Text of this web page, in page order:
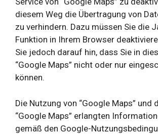
diesem Weg die Übertragung von
zu verhindern. Dazu müssen Sie die
Funktion in Ihrem Browser
Sie jedoch darauf hin, dass Sie in
“Google Maps” nicht oder nur
können.
Die Nutzung von “Google Maps” und
“Google Maps” erlangten
gemäß den Google-